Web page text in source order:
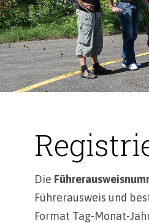
Die
Führerausweis und
Format Tag-Monat-